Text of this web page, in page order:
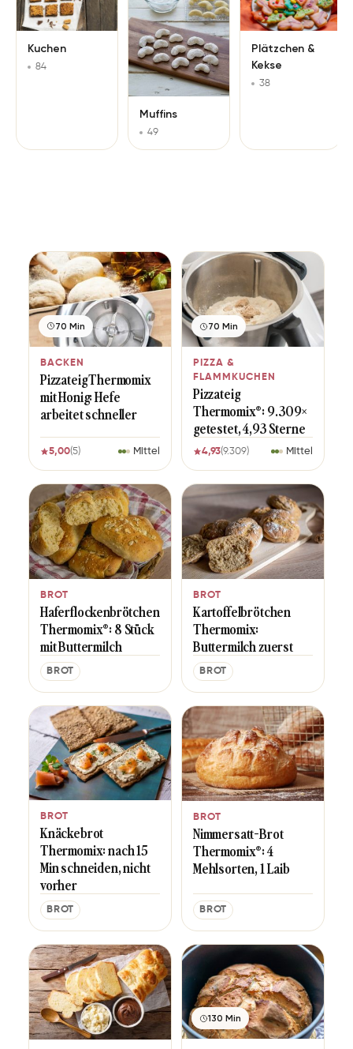
Kuchen
84
Muffins
49
Plätzchen &
Kekse
38
70 Min
BACKEN
Pizzateig Thermomix
mit Honig: Hefe
arbeitet schneller
5,00(5) Mittel
70 Min
PIZZA &
FLAMMKUCHEN
Pizzateig
Thermomix®: 9.309×
getestet, 4,93 Sterne
4,93(9.309) Mittel
BROT
Haferflockenbrötchen
Thermomix®: 8 Stück
mit Buttermilch
BROT
BROT
Kartoffelbrötchen
Thermomix:
Buttermilch zuerst
BROT
BROT
Knäckebrot
Thermomix: nach 15
Min schneiden, nicht
vorher
BROT
BROT
Nimmersatt-Brot
Thermomix®: 4
Mehlsorten, 1 Laib
BROT
130 Min